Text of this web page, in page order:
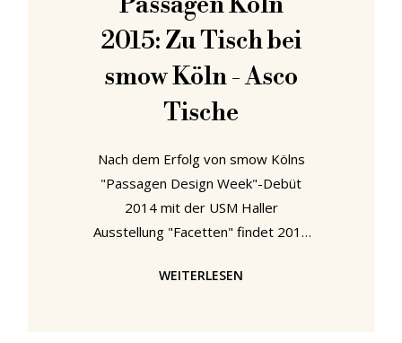
kaufen? Feiert der als
Weihnachtsmann verkleidete Mann
Halloween? Oder ist es gar kein
2015: Zu Tisch bei
smow Köln - Asco
Tische
Nach dem Erfolg von smow Kölns
"Passagen Design Week"-Debüt
2014 mit der USM Haller
Ausstellung "Facetten" findet 2015
dem deutschen Hersteller Asco
WEITERLESEN